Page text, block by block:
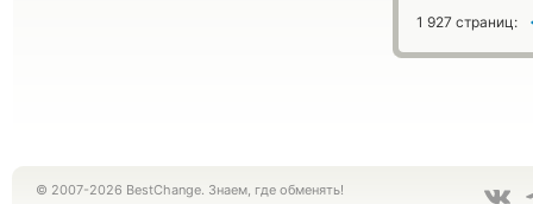
1 927 страниц:
© 2007-2026 BestChange. Знаем, где обменять!